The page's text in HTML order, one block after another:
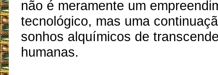
não é meramente um
tecnológico, mas uma
sonhos alquímicos de
humanas.